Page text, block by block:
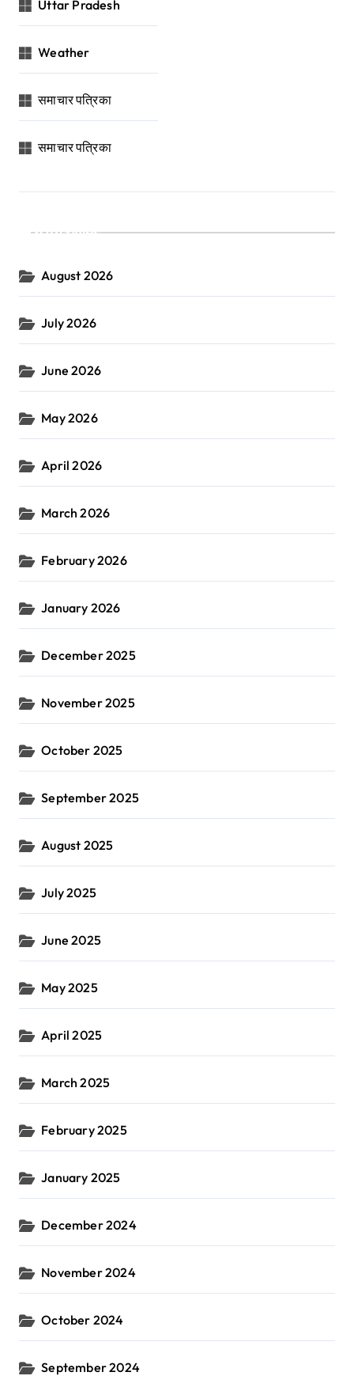
Uttar Pradesh
Weather
समाचार पत्रिका
समाचार पत्रिका
Archives
August 2026
July 2026
June 2026
May 2026
April 2026
March 2026
February 2026
January 2026
December 2025
November 2025
October 2025
September 2025
August 2025
July 2025
June 2025
May 2025
April 2025
March 2025
February 2025
January 2025
December 2024
November 2024
October 2024
September 2024